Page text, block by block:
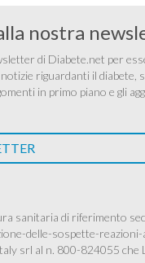
nostra
di Diabete.net per
riguardanti il diabete,
in primo piano e gli
sanitaria di riferimento
delle-sospette-
srl al n. 800-824055 che